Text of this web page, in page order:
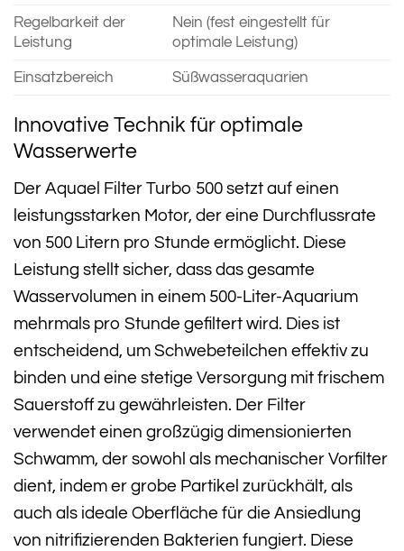
Regelbarkeit der
Leistung
Nein (fest eingestellt für
optimale Leistung)
Einsatzbereich Süßwasseraquarien
Innovative Technik für optimale
Wasserwerte
Der Aquael Filter Turbo 500 setzt auf einen
leistungsstarken Motor, der eine Durchflussrate
von 500 Litern pro Stunde ermöglicht. Diese
Leistung stellt sicher, dass das gesamte
Wasservolumen in einem 500-Liter-Aquarium
mehrmals pro Stunde gefiltert wird. Dies ist
entscheidend, um Schwebeteilchen effektiv zu
binden und eine stetige Versorgung mit frischem
Sauerstoff zu gewährleisten. Der Filter
verwendet einen großzügig dimensionierten
Schwamm, der sowohl als mechanischer Vorfilter
dient, indem er grobe Partikel zurückhält, als
auch als ideale Oberfläche für die Ansiedlung
von nitrifizierenden Bakterien fungiert. Diese